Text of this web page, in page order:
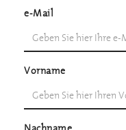
e-Mail
Vorname